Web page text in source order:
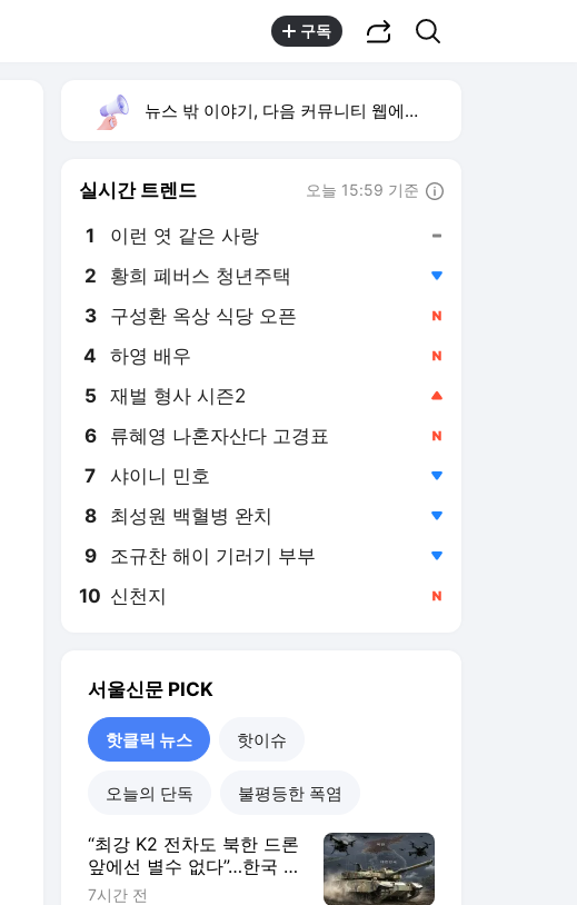
구독
뉴스 밖 이야기, 다음 커뮤니티 웹에서 보기
실시간 트렌드 오늘 15:59 기준
1 이런 엿 같은 사랑
2 황희 폐버스 청년주택
3 구성환 옥상 식당 오픈
4 하영 배우
5 재벌 형사 시즌2
6 류혜영 나혼자산다 고경표
7 샤이니 민호
8 최성원 백혈병 완치
9 조규찬 해이 기러기 부부
10 신천지
서울신문 PICK
핫클릭 뉴스 핫이슈
오늘의 단독 불평등한 폭염
“최강 K2 전차도 북한 드론
앞에선 별수 없다”…한국 대
응력 강화론 부상 [밀리터
7시간 전